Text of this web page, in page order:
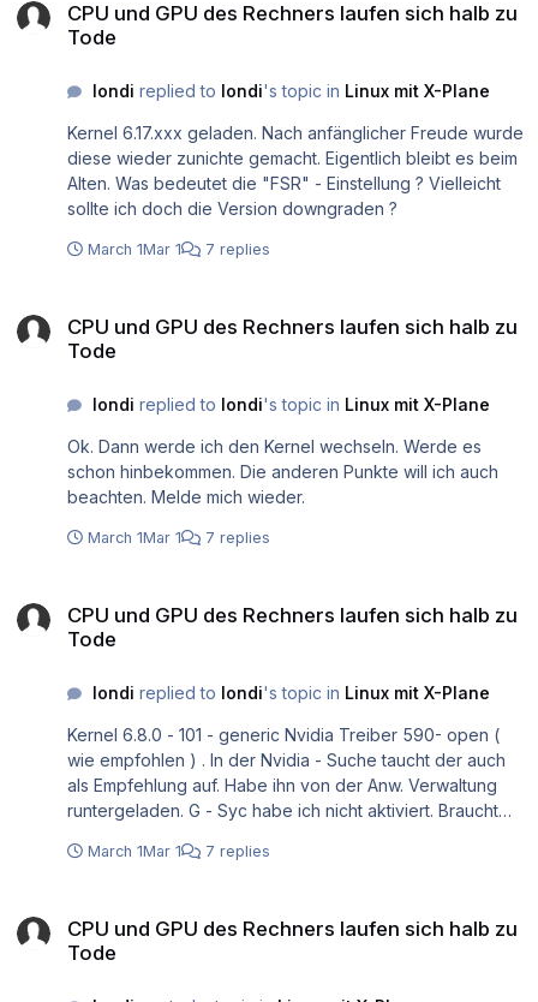
6-11-1455780/ Danach wurde im Zusammenhang mit
einem sehr guten Luftkühler dieser Prozessor getestet.
geladen und ausprobiert. Flug mit einer kleineren
Hz - Monitorfrequenz begrenzt. Temperaturen CPU und
GPU ca. Anfang 70 Grad. Leerlauf dann ca. 38 Grad. Das
war es. Dachte immer, der neueste Kernel ist der Beste.
War ein Irrtum - wieder was dazugelernt. Nochmals
nachgefragt: Kann man die Datenmenge im Fenster so
vielen Dank für den Tipp. Man braucht manchmal so
etwas, um auf die richtige Fährte zu stoßen ...
CPU und GPU des Rechners laufen sich halb zu
Tode
londi replied to londi's topic in Linux mit X-Plane
Kernel 6.17.xxx geladen. Nach anfänglicher Freude wurde
diese wieder zunichte gemacht. Eigentlich bleibt es beim
Alten. Was bedeutet die "FSR" - Einstellung ? Vielleicht
sollte ich doch die Version downgraden ?
March 1Mar 1 7 replies
CPU und GPU des Rechners laufen sich halb zu
Tode
londi replied to londi's topic in Linux mit X-Plane
Ok. Dann werde ich den Kernel wechseln. Werde es
schon hinbekommen. Die anderen Punkte will ich auch
beachten. Melde mich wieder.
March 1Mar 1 7 replies
CPU und GPU des Rechners laufen sich halb zu
Tode
londi replied to londi's topic in Linux mit X-Plane
Kernel 6.8.0 - 101 - generic Nvidia Treiber 590- open (
wie empfohlen ) . In der Nvidia - Suche taucht der auch
als Empfehlung auf. Habe ihn von der Anw. Verwaltung
runtergeladen. G - Syc habe ich nicht aktiviert. Braucht
bzw. gpu -. Zeiten habe ich jetzt nicht parat. Aber nach
Angaben im Fenster limitieren? Eigentlich interessiert mich
beim Fliegen eher nur immer ein Wert. Genauso wie die
March 1Mar 1 7 replies
CPU und GPU des Rechners laufen sich halb zu
Tode